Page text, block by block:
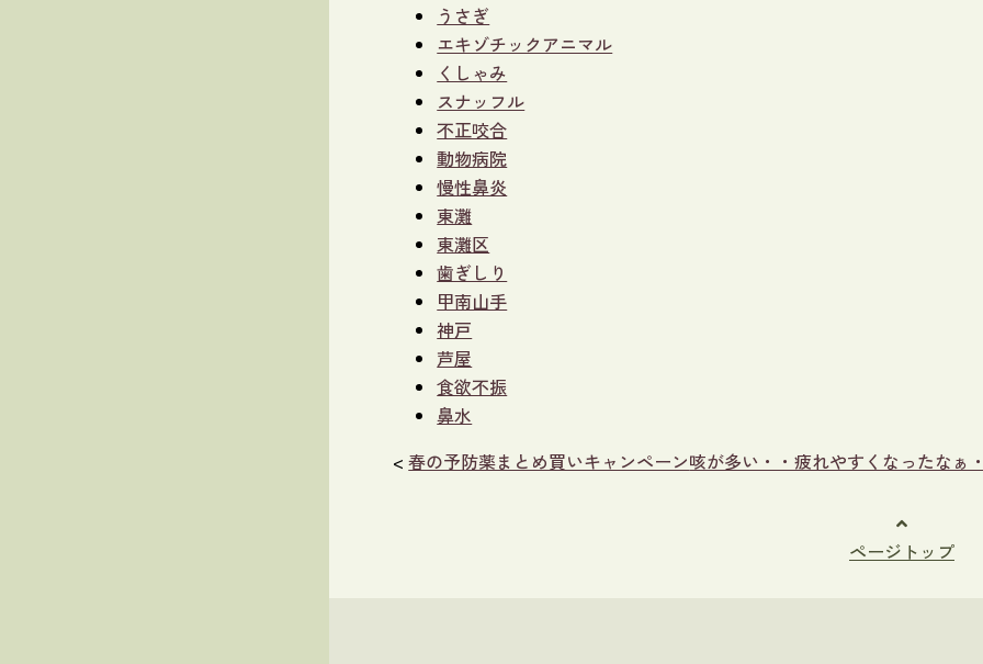
うさぎ
エキゾチックアニマル
くしゃみ
スナッフル
不正咬合
動物病院
慢性鼻炎
東灘
東灘区
歯ぎしり
甲南山手
神戸
芦屋
食欲不振
鼻水
<春の予防薬まとめ買いキャンペーン咳が多い・・疲れやすくなったなぁ
ページトップ